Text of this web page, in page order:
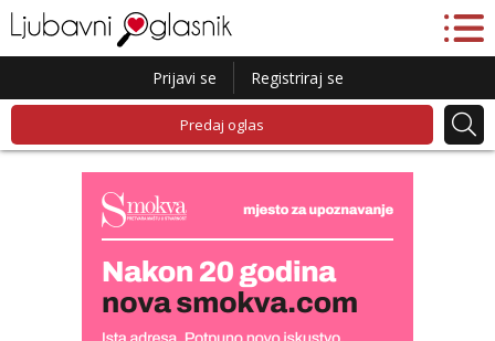
Prijavi se Registriraj se
Predaj oglas